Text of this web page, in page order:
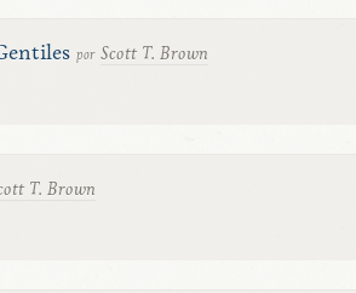
por Scott T. Brown
T. Brown